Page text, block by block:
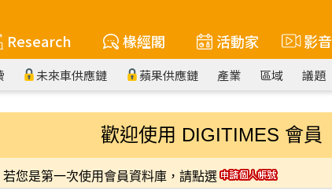
Research 椽經閣 活動家 影音
未來車供應鏈 蘋果供應鏈 產業 區域 議題
歡迎使用 DIGITIMES 會員
您是第一次使用會員資料庫，請點選